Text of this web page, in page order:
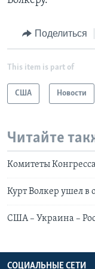
Поделиться
This item is part of
США Новости
Читайте
Комитеты
Курт Волкер ушел в
США – Украина –
СОЦИАЛЬНЫЕ СЕТИ